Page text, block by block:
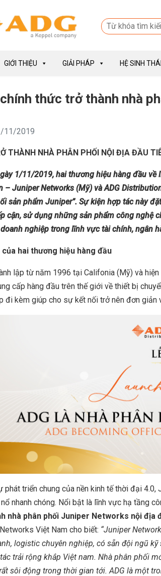
GIỚI THIỆU GIẢI PHÁP HỆ SINH
chính thức trở thành nhà
11/2019
THÀNH NHÀ PHÂN PHỐI NỘI ĐỊA ĐẦU
gày 1/11/2019, hai thương hiệu hàng đầu về
– Juniper Networks (Mỹ)vàADG
sản phẩm Juniper”. Sự kiện hợp tác này
cận, sử dụngnhững sản phẩm công nghệ
nghiệp trong lĩnh vực tài chính, ngân
của hai thương hiệu hàng đầu
lập từ năm 1996 tại Califonia (Mỹ) và
cấp hàng đầu trên thế giới về thiết bị
đi kèm giúp cho sự kết nối trở nên đơn giản
phát triển chung của nền kinh tế thời đại
nhanh chóng. Nổi bật là lĩnh vực hạ tầng
nhà phân phối Juniper Networks nội địa
Việt Nam cho biết: “Juniper
logistic chuyên nghiệp, có sẵn đội ngũ
trải rộng khắp Việt nam. Nhà phân phối
sôi động trong thời gian tới. ADG là một